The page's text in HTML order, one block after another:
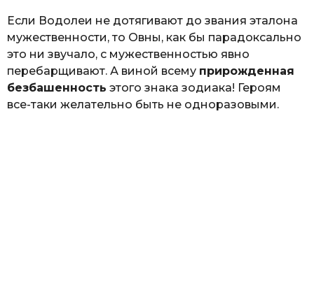
Если Водолеи не дотягивают до звания эталона
мужественности, то Овны, как бы парадоксально
это ни звучало, с мужественностью явно
перебарщивают. А виной всему прирожденная
безбашенность этого знака зодиака! Героям
все-таки желательно быть не одноразовыми.